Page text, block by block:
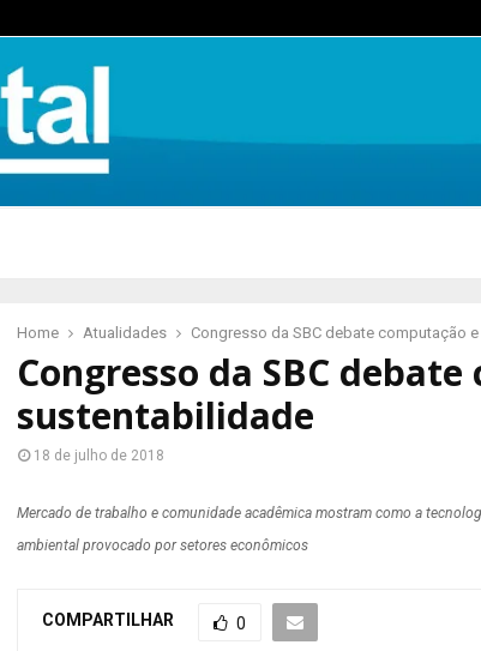
Home Atualidades Congresso da SBC debate computação
Congresso da SBC
sustentabilidade
18 de julho de 2018
Mercado de trabalho e comunidade acadêmica mostram como a
ambiental provocado por setores econômicos
COMPARTILHAR 0